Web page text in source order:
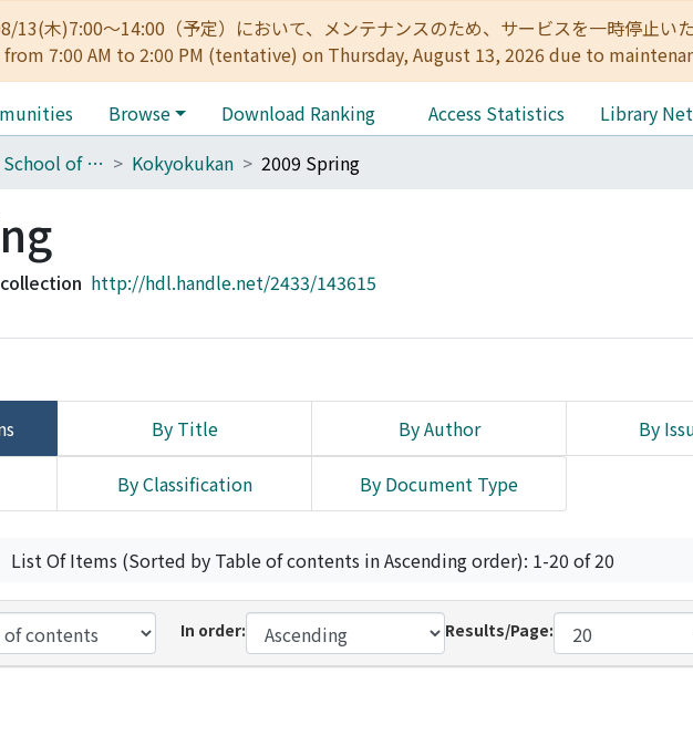
13(木)7:00～14:00（予定）において、メンテナンスのため、サービスを一時停止
7:00 AM to 2:00 PM (tentative) on Thursday, August 13, 2026 due to
Browse Download Ranking Access Statistics
Library
190_Graduate School of Government Kokyokukan 2009 Spring
http://hdl.handle.net/2433/143615
By Title By Author By
By Classification By Document Type
List Of Items (Sorted by Table of contents in Ascending order): 1-20 of 20
In order: Results/Page: